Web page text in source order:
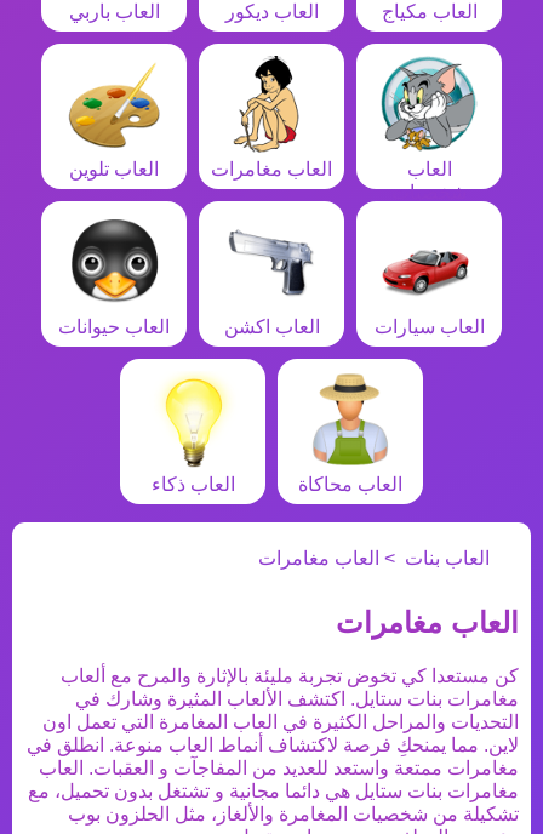
العاب مكياج العاب ديكور العاب باربي
العاب
شخصيات
العاب مغامرات العاب تلوين
العاب سيارات العاب اكشن العاب حيوانات
العاب محاكاة العاب ذكاء
العاب بنات العاب مغامرات
العاب مغامرات
كن مستعدا كي تخوض تجربة مليئة بالإثارة والمرح مع ألعاب
مغامرات بنات ستايل. اكتشف الألعاب المثيرة وشارك في
التحديات والمراحل الكثيرة في العاب المغامرة التي تعمل اون
لاين. مما يمنحكِ فرصة لاكتشاف أنماط العاب منوعة. انطلق في
مغامرات ممتعة واستعد للعديد من المفاجآت و العقبات. العاب
مغامرات بنات ستايل هي دائما مجانية و تشتغل بدون تحميل، مع
تشكيلة من شخصيات المغامرة والألغاز، مثل الحلزون بوب